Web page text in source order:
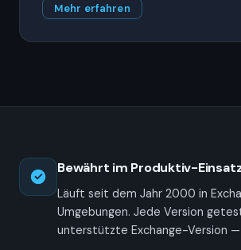
Mehr erfahren
Bewährt im Produktiv-
Läuft seit dem Jahr 2000 in
Umgebungen. Jede Version
unterstützte Exchange-Version —